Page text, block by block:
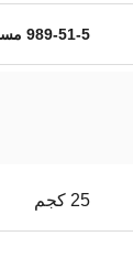
989-51-5 مسحوق مستخلص الشاي الأخضر
25 كجم